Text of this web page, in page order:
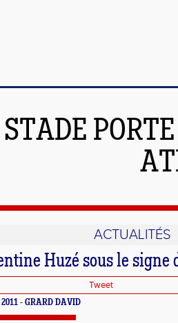
STADE
ACTUALITÉS
Huzé sous le signe
Tweet
- GRARD DAVID